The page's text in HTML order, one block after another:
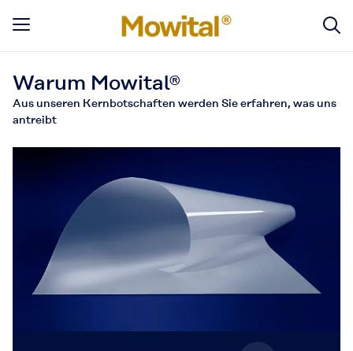
Warum Mowital®
Aus unseren Kernbotschaften werden Sie erfahren, was uns
antreibt